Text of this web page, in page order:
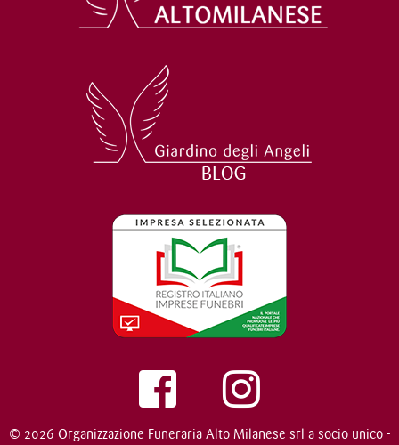
© 2026 Organizzazione Funeraria Alto Milanese srl a socio unico -